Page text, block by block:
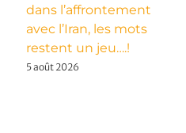
dans l’affrontement
avec l’Iran, les mots
restent un jeu….!
5 août 2026